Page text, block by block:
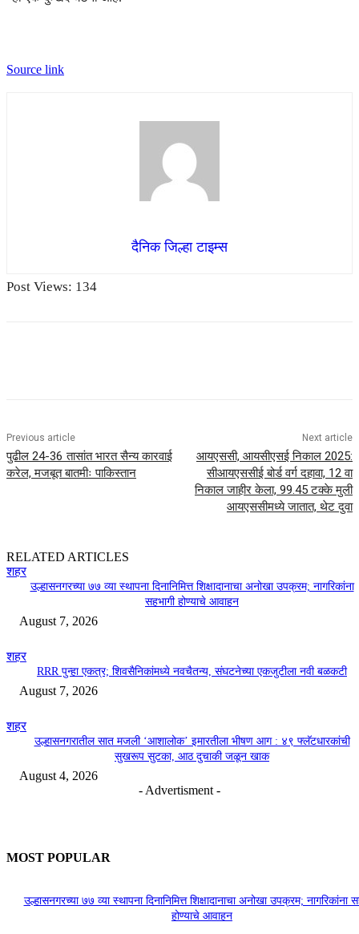
Source link
दैनिक जिल्हा टाइम्स
Post Views: 134
Previous article
पुढील 24-36 तासांत भारत सैन्य कारवाई
करेल, मजबूत बातमीः पाकिस्तान
Next article
आयएससी, आयसीएसई निकाल 2025:
सीआयएससीई बोर्ड वर्ग दहावा, 12 वा
निकाल जाहीर केला, 99.45 टक्के मुली
आयएससीमध्ये जातात, थेट दुवा
RELATED ARTICLES
शहर
उल्हासनगरच्या ७७ व्या स्थापना दिनानिमित्त शिक्षादानाचा अनोखा उपक्रम; नागरिकांना
सहभागी होण्याचे आवाहन
August 7, 2026
शहर
RRR पुन्हा एकत्र; शिवसैनिकांमध्ये नवचैतन्य, संघटनेच्या एकजुटीला नवी बळकटी
August 7, 2026
शहर
उल्हासनगरातील सात मजली ‘आशालोक’ इमारतीला भीषण आग : ४९ फ्लॅटधारकांची
सुखरूप सुटका, आठ दुचाकी जळून खाक
August 4, 2026
- Advertisment -
MOST POPULAR
उल्हासनगरच्या ७७ व्या स्थापना दिनानिमित्त शिक्षादानाचा अनोखा उपक्रम; नागरिकांना
होण्याचे आवाहन